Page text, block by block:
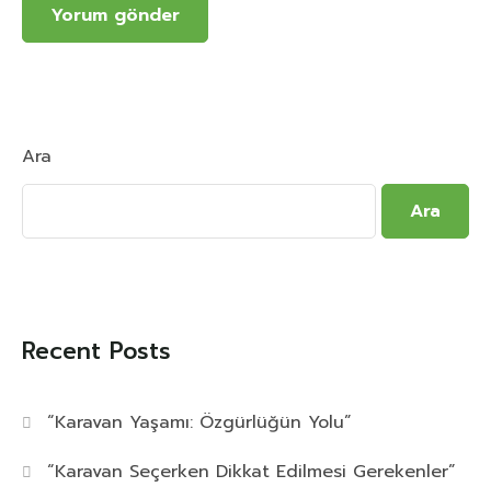
Ara
Ara
Recent Posts
“Karavan Yaşamı: Özgürlüğün Yolu”
“Karavan Seçerken Dikkat Edilmesi Gerekenler”